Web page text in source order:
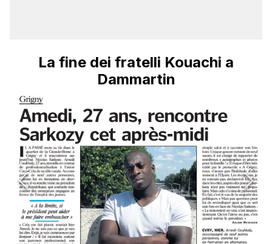
La fine dei fratelli Kouachi a
Dammartin